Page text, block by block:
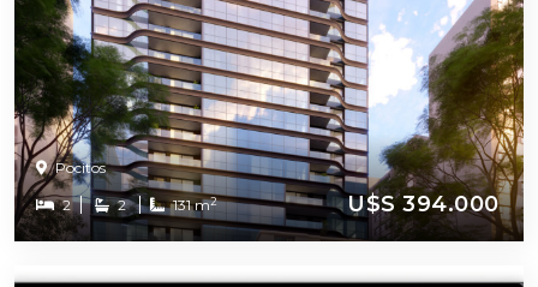
Pocitos
2 2 131 m2 U$S 394.000